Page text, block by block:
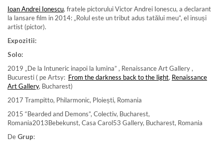
Ioan Andrei Ionescu, fratele pictorului Victor Andrei Ionescu, a declarant
la lansare film in 2014: „Rolul este un tribut adus tatălui meu”, el insuși
artist (pictor).
Expozitii:
Solo:
2019 „De la Intuneric inapoi la lumina” , Renaissance Art Gallery ,
Bucuresti ( pe Artsy: From the darkness back to the light, Renaissance
Art Gallery, Bucharest)
2017 Trampitto, Philarmonic, Ploiești, Romania
2015 “Bearded and Demons”, Colectiv, Bucharest,
Romania2013Bebekunst, Casa Carol53 Gallery, Bucharest, Romania
De Grup: